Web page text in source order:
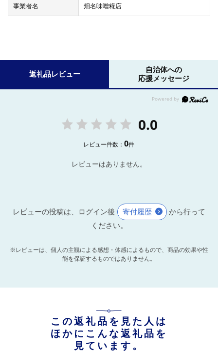
事業者名 畑名味噌糀店
返礼品レビュー
自治体への
応援メッセージ
0.0
レビュー件数：0件
レビューはありません。
レビューの投稿は、ログイン後 寄付履歴
から行って
ください。
※レビューは、個人の主観による感想・体感によるもので、商品の効果や性
能を保証するものではありません。
この返礼品を見た人は
ほかにこんな返礼品を
見ています。